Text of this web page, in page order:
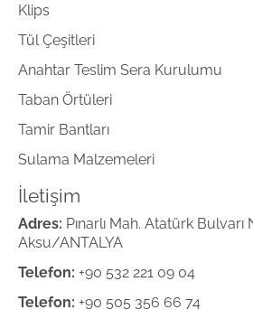
Klips
Tül Çeşitleri
Anahtar Teslim Sera Kurulumu
Taban Örtüleri
Tamir Bantları
Sulama Malzemeleri
İletişim
Adres: Pınarlı Mah. Atatürk Bulvarı
Aksu/ANTALYA
Telefon: +90 532 221 09 04
Telefon: +90 505 356 66 74